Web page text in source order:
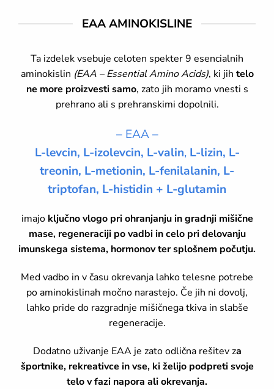
EAA AMINOKISLINE
Ta izdelek vsebuje celoten spekter 9 esencialnih
aminokislin (EAA – Essential Amino Acids), ki jih telo
ne more proizvesti samo, zato jih moramo vnesti s
prehrano ali s prehranskimi dopolnili.
– EAA –
L-levcin, L-izolevcin, L-valin, L-lizin, L-
treonin, L-metionin, L-fenilalanin, L-
triptofan, L-histidin + L-glutamin
imajo ključno vlogo pri ohranjanju in gradnji mišične
mase, regeneraciji po vadbi in celo pri delovanju
imunskega sistema, hormonov ter splošnem počutju.
Med vadbo in v času okrevanja lahko telesne potrebe
po aminokislinah močno narastejo. Če jih ni dovolj,
lahko pride do razgradnje mišičnega tkiva in slabše
regeneracije.
Dodatno uživanje EAA je zato odlična rešitev za
športnike, rekreativce in vse, ki želijo podpreti svoje
telo v fazi napora ali okrevanja.